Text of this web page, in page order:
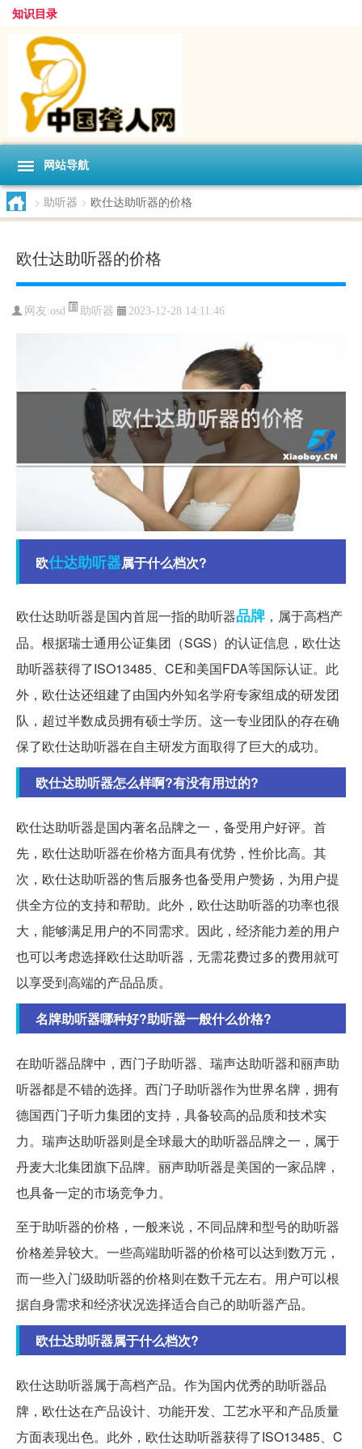
知识目录
网站导航
> 助听器 > 欧仕达助听器的价格
欧仕达助听器的价格
网友:osd 助听器 2023-12-28 14:11:46
欧仕达助听器属于什么档次?
欧仕达助听器是国内首屈一指的助听器品牌 ，属于高档产
品。根据瑞士通用公证集团（SGS）的认证信息，欧仕达
助听器获得了ISO13485、CE和美国FDA等国际认证。此
外，欧仕达还组建了由国内外知名学府专家组成的研发团
队，超过半数成员拥有硕士学历。这一专业团队的存在确
保了欧仕达助听器在自主研发方面取得了巨大的成功。
欧仕达助听器怎么样啊?有没有用过的?
欧仕达助听器是国内著名品牌之一，备受用户好评。首
先，欧仕达助听器在价格方面具有优势，性价比高。其
次，欧仕达助听器的售后服务也备受用户赞扬，为用户提
供全方位的支持和帮助。此外，欧仕达助听器的功率也很
大，能够满足用户的不同需求。因此，经济能力差的用户
也可以考虑选择欧仕达助听器，无需花费过多的费用就可
以享受到高端的产品品质。
名牌助听器哪种好?助听器一般什么价格?
在助听器品牌中，西门子助听器、瑞声达助听器和丽声助
听器都是不错的选择。西门子助听器作为世界名牌，拥有
德国西门子听力集团的支持，具备较高的品质和技术实
力。瑞声达助听器则是全球最大的助听器品牌之一，属于
丹麦大北集团旗下品牌。丽声助听器是美国的一家品牌，
也具备一定的市场竞争力。
至于助听器的价格，一般来说，不同品牌和型号的助听器
价格差异较大。一些高端助听器的价格可以达到数万元，
而一些入门级助听器的价格则在数千元左右。用户可以根
据自身需求和经济状况选择适合自己的助听器产品。
欧仕达助听器属于什么档次?
欧仕达助听器属于高档产品。作为国内优秀的助听器品
牌，欧仕达在产品设计、功能开发、工艺水平和产品质量
方面表现出色。此外，欧仕达助听器获得了ISO13485、C